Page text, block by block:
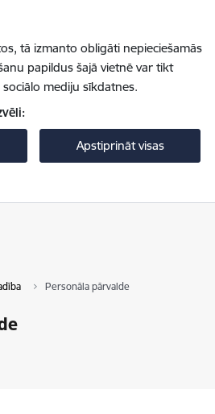
tā izmanto obligāti nepieciešamās
papildus šajā vietnē var tikt
mediju sīkdatnes.
Apstiprināt visas
Personāla pārvalde